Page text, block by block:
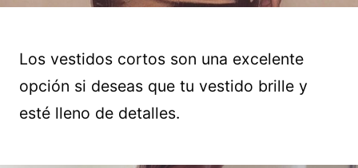
Los vestidos cortos son una excelente
opción si deseas que tu vestido brille y
esté lleno de detalles.